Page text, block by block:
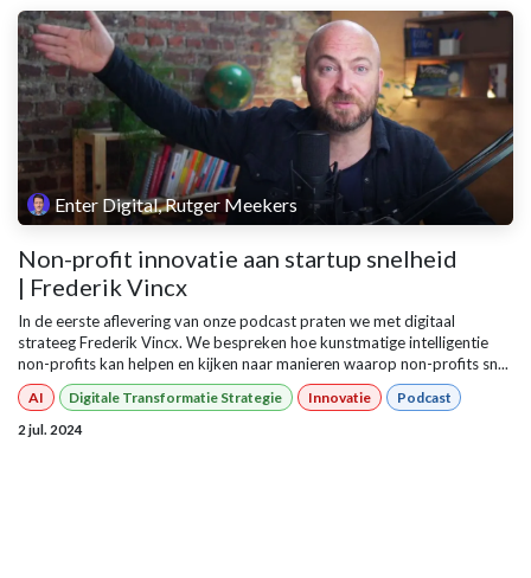
Enter Digital, Rutger Meekers
Non-profit innovatie aan startup snelheid
| Frederik Vincx
In de eerste aflevering van onze podcast praten we met digitaal
strateeg Frederik Vincx. We bespreken hoe kunstmatige intelligentie
non-profits kan helpen en kijken naar manieren waarop non-profits sn...
AI Digitale Transformatie Strategie Innovatie Podcast
2 jul. 2024